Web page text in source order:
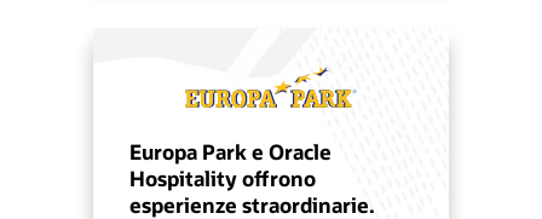
Europa Park e Oracle
Hospitality offrono
esperienze straordinarie.